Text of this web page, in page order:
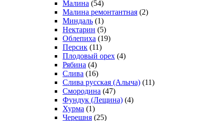
Малина (54)
Малина ремонтантная (2)
Миндаль (1)
Нектарин (5)
Облепиха (19)
Персик (11)
Плодовый орех (4)
Рябина (4)
Слива (16)
Слива русская (Алыча) (11)
Смородина (47)
Фундук (Лещина) (4)
Хурма (1)
Черешня (25)